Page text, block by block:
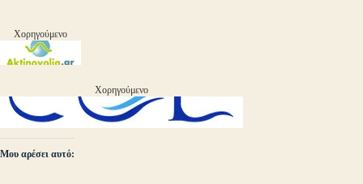
Χορηγούμενο
Χορηγούμενο
Μου αρέσει αυτό: